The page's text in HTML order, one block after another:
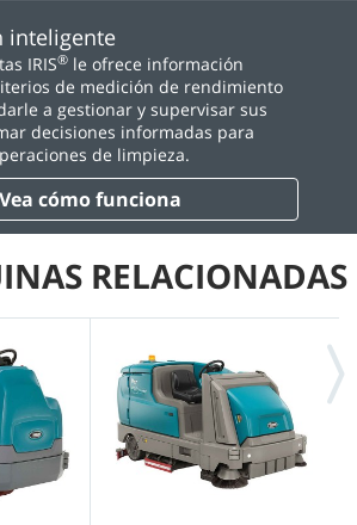
inteligente
IRIS® le ofrece información
de medición de rendimiento
a gestionar y supervisar sus
decisiones informadas para
de limpieza.
Vea cómo funciona
RELACIONADAS